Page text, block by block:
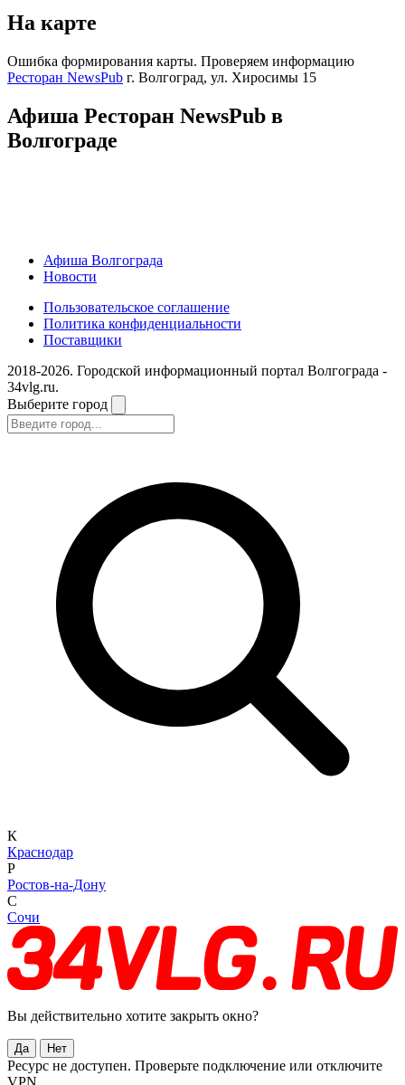
На карте
Ошибка формирования карты. Проверяем информацию
Ресторан NewsPub г. Волгоград, ул. Хиросимы 15
Афиша Ресторан NewsPub в
Волгограде
Афиша Волгограда
Новости
Пользовательское соглашение
Политика конфиденциальности
Поставщики
2018-2026. Городской информационный портал Волгограда -
34vlg.ru.
Выберите город
К
Краснодар
Р
Ростов-на-Дону
С
Сочи
Вы действительно хотите закрыть окно?
Да Нет
Ресурс не доступен. Проверьте подключение или отключите
VPN